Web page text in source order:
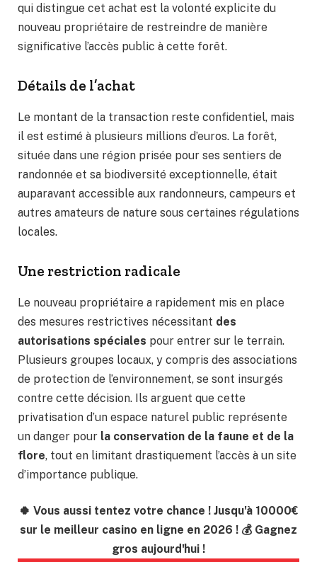
qui distingue cet achat est la volonté explicite du
nouveau propriétaire de restreindre de manière
significative l’accès public à cette forêt.
Détails de l’achat
Le montant de la transaction reste confidentiel, mais
il est estimé à plusieurs millions d’euros. La forêt,
située dans une région prisée pour ses sentiers de
randonnée et sa biodiversité exceptionnelle, était
auparavant accessible aux randonneurs, campeurs et
autres amateurs de nature sous certaines régulations
locales.
Une restriction radicale
Le nouveau propriétaire a rapidement mis en place
des mesures restrictives nécessitant des
autorisations spéciales pour entrer sur le terrain.
Plusieurs groupes locaux, y compris des associations
de protection de l’environnement, se sont insurgés
contre cette décision. Ils arguent que cette
privatisation d’un espace naturel public représente
un danger pour la conservation de la faune et de la
flore, tout en limitant drastiquement l’accès à un site
d’importance publique.
🍀 Vous aussi tentez votre chance ! Jusqu'à 10000€
sur le meilleur casino en ligne en 2026 ! 💰 Gagnez
gros aujourd'hui !